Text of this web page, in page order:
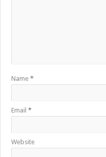
Name*
Email*
Website